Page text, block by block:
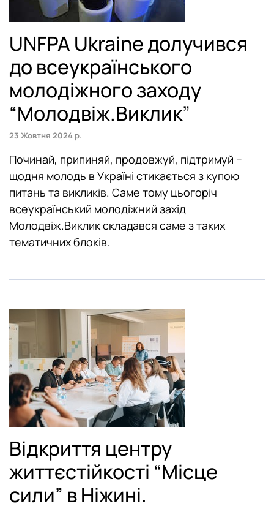
UNFPA Ukraine долучився
до всеукраїнського
молодіжного заходу
“Молодвіж.Виклик”
23 Жовтня 2024 р.
Починай, припиняй, продовжуй, підтримуй –
щодня молодь в Україні стикається з купою
питань та викликів. Саме тому цьогоріч
всеукраїнський молодіжний захід
Молодвіж.Виклик складався саме з таких
тематичних блоків.
Відкриття центру
життєстійкості “Місце
сили” в Ніжині.